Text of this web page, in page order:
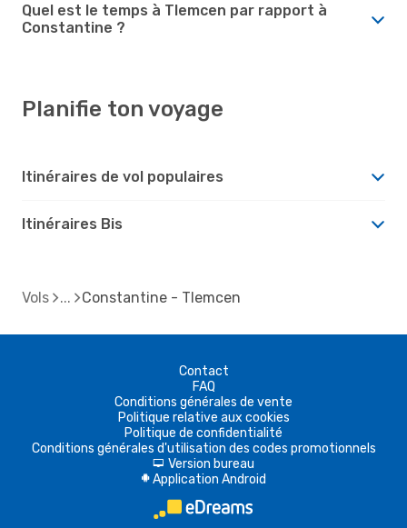
Quel est le temps à Tlemcen par rapport à
Constantine ?
Planifie ton voyage
Itinéraires de vol populaires
Itinéraires Bis
Vols Constantine - Tlemcen
Contact
FAQ
Conditions générales de vente
Politique relative aux cookies
Politique de confidentialité
Conditions générales d'utilisation des codes promotionnels
d Version bureau
A Application Android